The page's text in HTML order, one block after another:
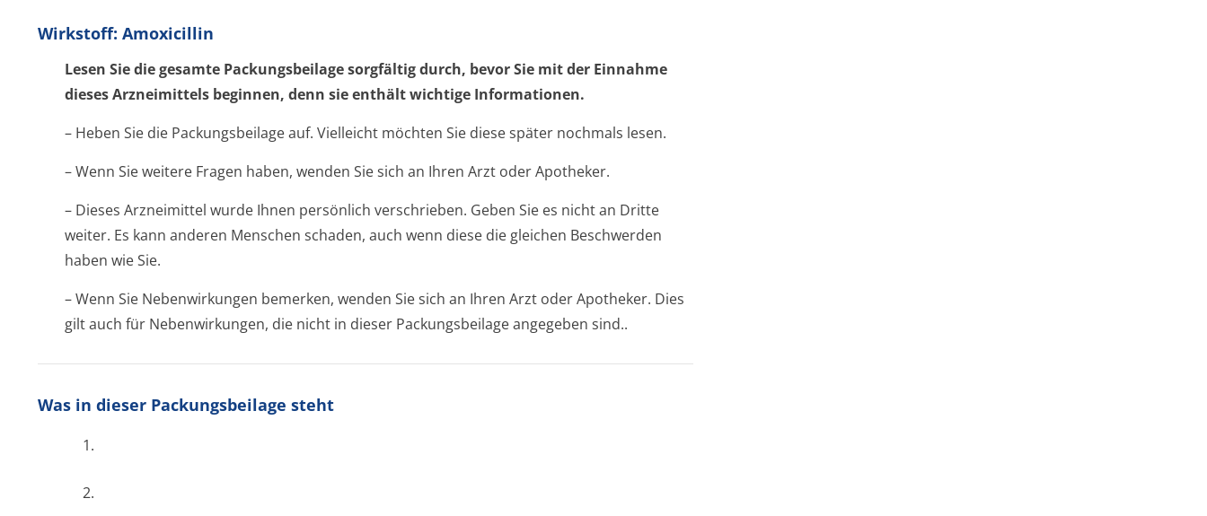
Wirkstoff: Amoxicillin
Lesen Sie die gesamte Packungsbeilage sorgfältig durch, bevor Sie mit der Einnahme
dieses Arzneimittels beginnen, denn sie enthält wichtige Informationen.
– Heben Sie die Packungsbeilage auf. Vielleicht möchten Sie diese später nochmals lesen.
– Wenn Sie weitere Fragen haben, wenden Sie sich an Ihren Arzt oder Apotheker.
– Dieses Arzneimittel wurde Ihnen persönlich verschrieben. Geben Sie es nicht an Dritte
weiter. Es kann anderen Menschen schaden, auch wenn diese die gleichen Beschwerden
haben wie Sie.
– Wenn Sie Nebenwirkungen bemerken, wenden Sie sich an Ihren Arzt oder Apotheker. Dies
gilt auch für Nebenwirkungen, die nicht in dieser Packungsbeilage angegeben sind..
Was in dieser Packungsbeilage steht
1.
2.